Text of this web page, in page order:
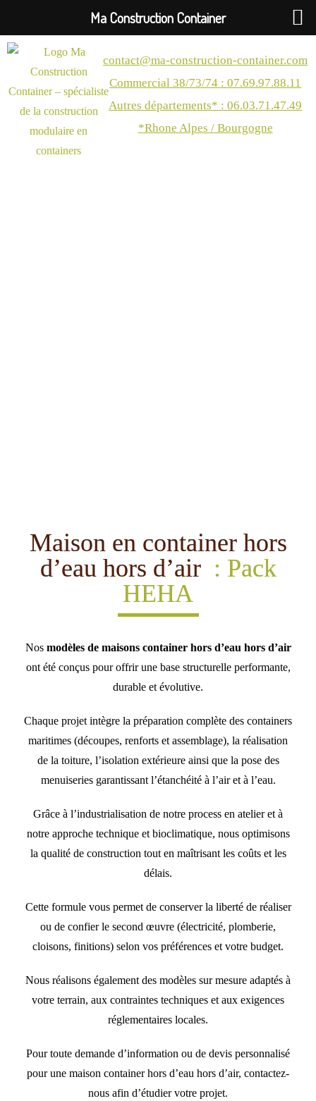
contact@ma-construction-container.com
Commercial 38/73/74 : 07.69.97.88.11
Autres départements* : 06.03.71.47.49
*Rhone Alpes / Bourgogne
Maison en container hors
d’eau hors d’air: Pack
HEHA
Nos modèles de maisons container hors d’eau hors d’air
ont été conçus pour offrir une base structurelle performante,
durable et évolutive.
Chaque projet intègre la préparation complète des containers
maritimes (découpes, renforts et assemblage), la réalisation
de la toiture, l’isolation extérieure ainsi que la pose des
menuiseries garantissant l’étanchéité à l’air et à l’eau.
Grâce à l’industrialisation de notre process en atelier et à
notre approche technique et bioclimatique, nous optimisons
la qualité de construction tout en maîtrisant les coûts et les
délais.
Cette formule vous permet de conserver la liberté de réaliser
ou de confier le second œuvre (électricité, plomberie,
cloisons, finitions) selon vos préférences et votre budget.
Nous réalisons également des modèles sur mesure adaptés à
votre terrain, aux contraintes techniques et aux exigences
réglementaires locales.
Pour toute demande d’information ou de devis personnalisé
pour une maison container hors d’eau hors d’air, contactez-
nous afin d’étudier votre projet.
Ma Construction Container